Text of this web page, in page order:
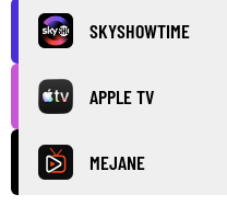
SKYSHOWTIME
APPLE TV
MEJANE